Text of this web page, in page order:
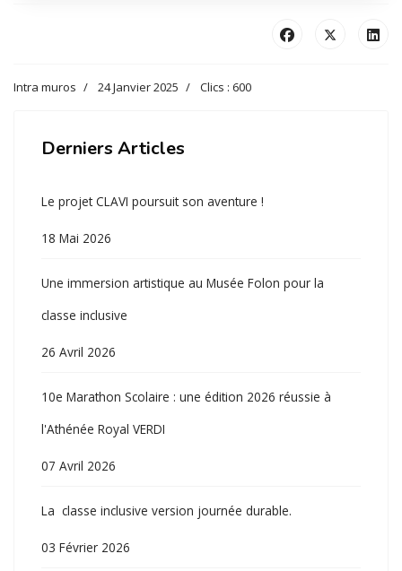
Intra muros 24 Janvier 2025 Clics : 600
Derniers Articles
Le projet CLAVI poursuit son aventure !
18 Mai 2026
Une immersion artistique au Musée Folon pour la
classe inclusive
26 Avril 2026
10e Marathon Scolaire : une édition 2026 réussie à
l'Athénée Royal VERDI
07 Avril 2026
La classe inclusive version journée durable.
03 Février 2026